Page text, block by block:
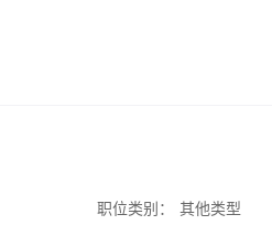
职位类别：
其他类型